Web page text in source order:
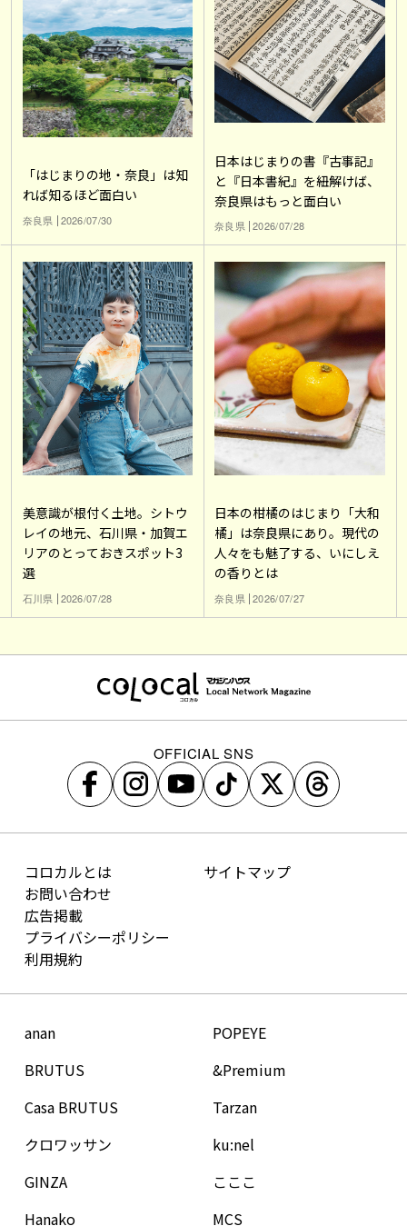
「はじまりの地・奈良」は知
れば知るほど面白い
奈良県 2026/07/30
日本はじまりの書『古事記』
と『日本書紀』を紐解けば、
奈良県はもっと面白い
奈良県 2026/07/28
美意識が根付く土地。シトウ
レイの地元、石川県・加賀エ
リアのとっておきスポット3
選
石川県 2026/07/28
日本の柑橘のはじまり「大和
橘」は奈良県にあり。現代の
人々をも魅了する、いにしえ
の香りとは
奈良県 2026/07/27
OFFICIAL SNS
コロカルとは
お問い合わせ
広告掲載
プライバシーポリシー
利用規約
サイトマップ
anan
BRUTUS
Casa BRUTUS
クロワッサン
GINZA
Hanako
POPEYE
&Premium
Tarzan
ku:nel
こここ
MCS